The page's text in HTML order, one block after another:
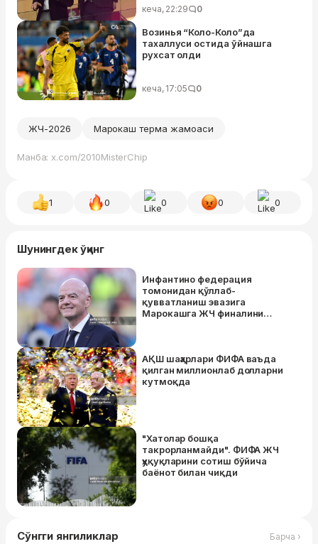
кеча, 22:29 0
Возинья “Коло-Коло”да
тахаллуси остида ўйнашга
рухсат олди
кеча, 17:05 0
ЖЧ-2026 Марокаш терма жамоаси
Манба: x.com/2010MisterChip
1 0 0 0 0
Шунингдек ўқинг
Инфантино федерация
томонидан қўллаб-
қувватланиш эвазига
Марокашга ЖЧ финалини
АҚШ шаҳарлари ФИФА ваъда
қилган миллионлаб долларни
кутмоқда
"Хатолар бошқа
такрорланмайди". ФИФА ЖЧ
ҳуқуқларини сотиш бўйича
баёнот билан чиқди
Сўнгги янгиликлар Барча ›